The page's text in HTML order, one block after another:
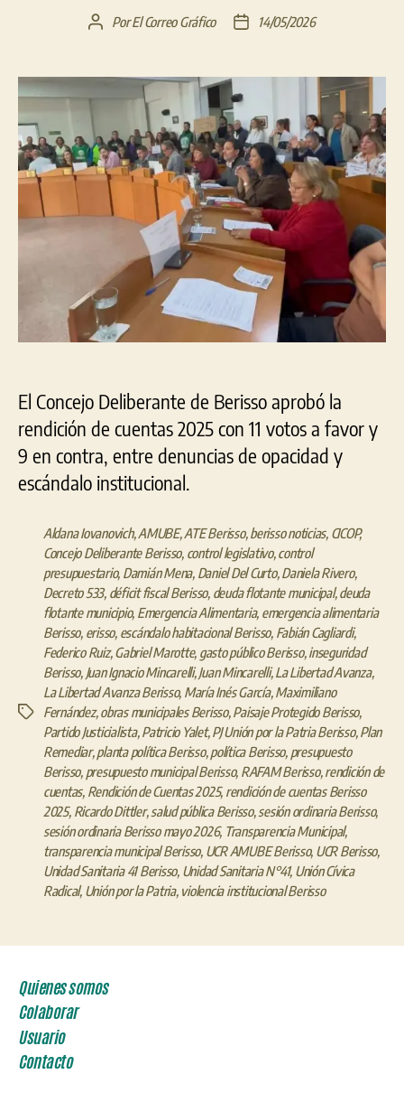
Autor
entrada
PorEl Correo Gráfico
Fecha
entrada
14/05/2026
El Concejo Deliberante de Berisso aprobó la
rendición de cuentas 2025 con 11 votos a favor y
9 en contra, entre denuncias de opacidad y
escándalo institucional.
Etiquetas
Aldana Iovanovich,AMUBE,ATE Berisso,berisso noticias, CICOP,
Concejo Deliberante Berisso, control legislativo,control
presupuestario, Damián Mena, Daniel Del Curto,Daniela Rivero,
Decreto 533, déficit fiscal Berisso, deuda flotante municipal,deuda
flotante municipio, Emergencia Alimentaria, emergencia alimentaria
Berisso, erisso, escándalo habitacional Berisso, Fabián Cagliardi,
Federico Ruiz,Gabriel Marotte, gasto público Berisso,inseguridad
Berisso, Juan Ignacio Mincarelli,Juan Mincarelli,La Libertad Avanza,
La Libertad Avanza Berisso, María Inés García,Maximiliano
Fernández,obras municipales Berisso,Paisaje Protegido Berisso,
Partido Justicialista,Patricio Yalet,PJ Unión por la Patria Berisso,Plan
Remediar,planta política Berisso,política Berisso, presupuesto
Berisso, presupuesto municipal Berisso, RAFAM Berisso,rendición de
cuentas, Rendición de Cuentas 2025, rendición de cuentas Berisso
2025, Ricardo Dittler,salud pública Berisso,sesión ordinaria Berisso,
sesión ordinaria Berisso mayo 2026, Transparencia Municipal,
transparencia municipal Berisso, UCR AMUBE Berisso, UCR Berisso,
Unidad Sanitaria 41 Berisso, Unidad Sanitaria N°41, Unión Cívica
Radical, Unión por la Patria, violencia institucional Berisso
Quienes somos
Colaborar
Usuario
Contacto